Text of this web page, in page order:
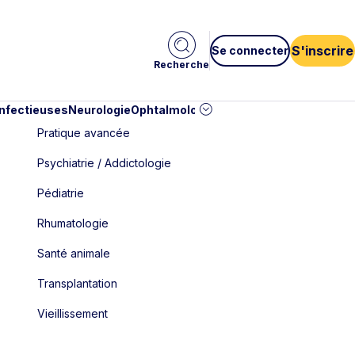
Recherche
Se connecter S'inscrire
NeurologieOphtalmologie
Pratique avancée
Psychiatrie / Addictologie
Pédiatrie
Rhumatologie
Santé animale
Transplantation
Vieillissement